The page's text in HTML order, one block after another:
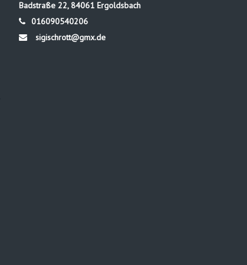
Badstraße 22, 84061 Ergoldsbach
016090540206
sigischrott@gmx.de